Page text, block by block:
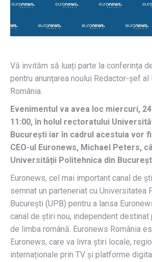
Vă invităm să luați parte la conferința
pentru anunțarea noului Redactor-șef al
România.
Evenimentul va avea loc miercuri,
11:00, în holul rectoratului
București iar în cadrul acestuia vor
CEO-ul Euronews, Michael Peters,
Universității Politehnica din
Euronews, cel mai important canal de
semnat un parteneriat cu Universitatea
București (UPB) pentru a lansa
canal de știri nou, independent
de limba română. Euronews România
Euronews, care va livra știri locale,
internaționale prin TV și platforme